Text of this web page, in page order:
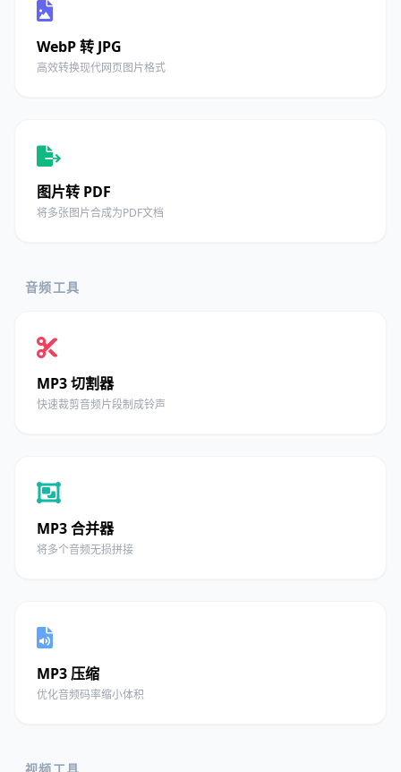
WebP 转 JPG
高效转换现代网页图片格式
图片转 PDF
将多张图片合成为PDF文档
音频工具
MP3 切割器
快速裁剪音频片段制成铃声
MP3 合并器
将多个音频无损拼接
MP3 压缩
优化音频码率缩小体积